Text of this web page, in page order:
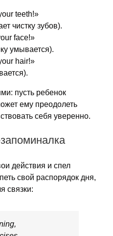
teeth!»
чистку зубов).
face!»
умывается).
hair!»
пусть ребенок
ему преодолеть
себя уверенно.
действия и спел
свой распорядок дня,
связки: